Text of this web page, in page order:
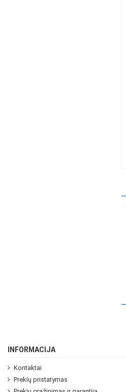
INFORMACIJA
Kontaktai
Prekių pristatymas